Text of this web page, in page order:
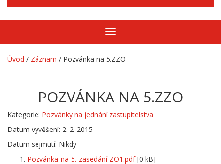
Zobrazit/skrýt
navigaci
Úvod / Záznam / Pozvánka na 5.ZZO
POZVÁNKA NA 5.ZZO
Kategorie: Pozvánky na jednání zastupitelstva
Datum vyvěšení: 2. 2. 2015
Datum sejmutí: Nikdy
Pozvánka-na-5.-zasedání-ZO1.pdf[0 kB]